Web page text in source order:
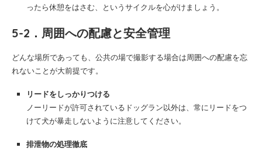
ったら休憩をはさむ、というサイクルを心がけましょう。
5-2．周囲への配慮と安全管理
どんな場所であっても、公共の場で撮影する場合は周囲への配慮を忘
れないことが大前提です。
リードをしっかりつける
ノーリードが許可されているドッグラン以外は、常にリードをつ
けて犬が暴走しないように注意してください。
排泄物の処理徹底